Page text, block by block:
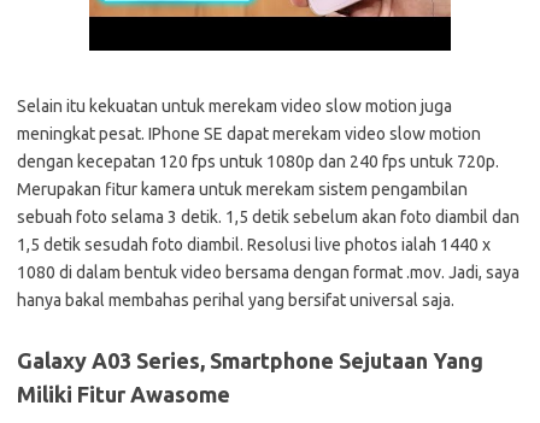
Selain itu kekuatan untuk merekam video slow motion juga
meningkat pesat. IPhone SE dapat merekam video slow motion
dengan kecepatan 120 fps untuk 1080p dan 240 fps untuk 720p.
Merupakan fitur kamera untuk merekam sistem pengambilan
sebuah foto selama 3 detik. 1,5 detik sebelum akan foto diambil dan
1,5 detik sesudah foto diambil. Resolusi live photos ialah 1440 x
1080 di dalam bentuk video bersama dengan format .mov. Jadi, saya
hanya bakal membahas perihal yang bersifat universal saja.
Galaxy A03 Series, Smartphone Sejutaan Yang
Miliki Fitur Awasome